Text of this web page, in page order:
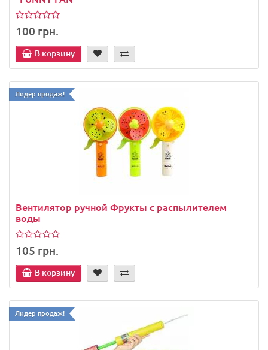
100 грн.
В корзину
Лидер продаж!
Вентилятор ручной Фрукты с распылителем
воды
105 грн.
В корзину
Лидер продаж!